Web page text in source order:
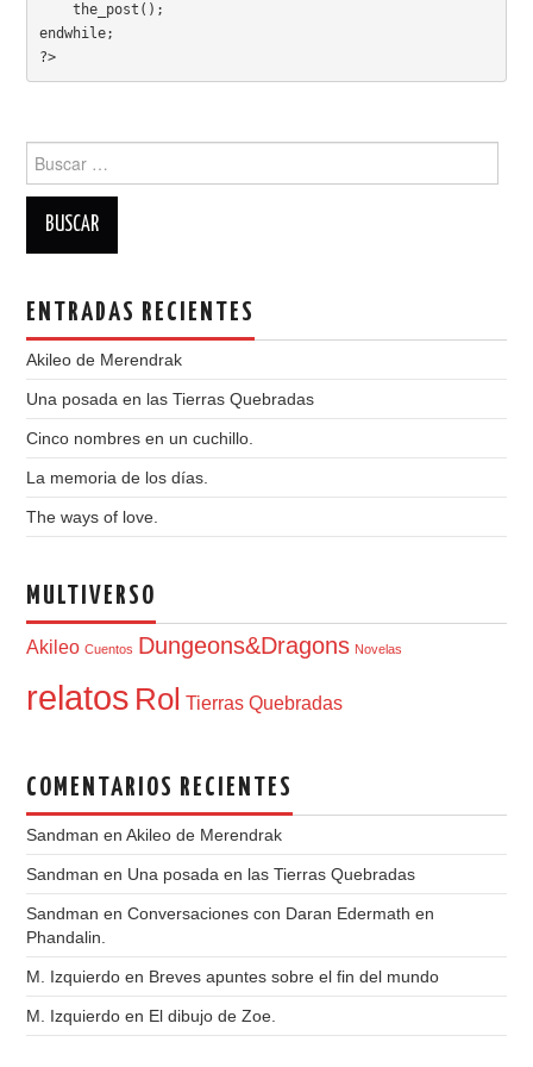
ROL
MINICUENTOS.
POEMADAS
endwhile;
?>
ENTRADAS RECIENTES
Akileo de Merendrak
Una posada en las Tierras Quebradas
Cinco nombres en un cuchillo.
La memoria de los días.
The ways of love.
MULTIVERSO
Akileo Cuentos Dungeons&Dragons Novelas
relatos Rol Tierras Quebradas
COMENTARIOS RECIENTES
Sandman enAkileo de Merendrak
Sandman en Una posada en las Tierras Quebradas
Sandman enConversaciones con Daran Edermath en
Phandalin.
M. Izquierdo en Breves apuntes sobre el fin del mundo
M. Izquierdo en El dibujo de Zoe.